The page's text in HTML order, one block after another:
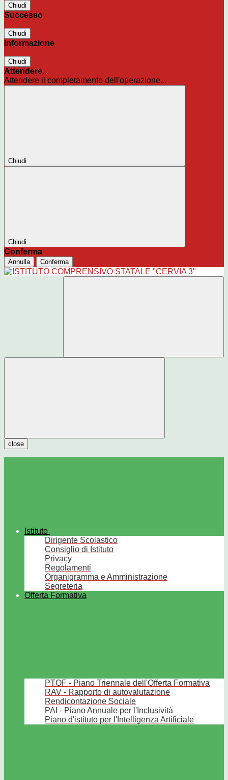
Chiudi
Successo
Chiudi
Informazione
Chiudi
Attendere...
Attendere il completamento dell'operazione...
Chiudi
Chiudi
Conferma
Annulla Conferma
close
Istituto
Dirigente Scolastico
Consiglio di Istituto
Privacy
Regolamenti
Organigramma e Amministrazione
Segreteria
Offerta Formativa
PTOF - Piano Triennale dell'Offerta Formativa
RAV - Rapporto di autovalutazione
Rendicontazione Sociale
PAI - Piano Annuale per l'Inclusività
Piano d'istituto per l'Intelligenza Artificiale